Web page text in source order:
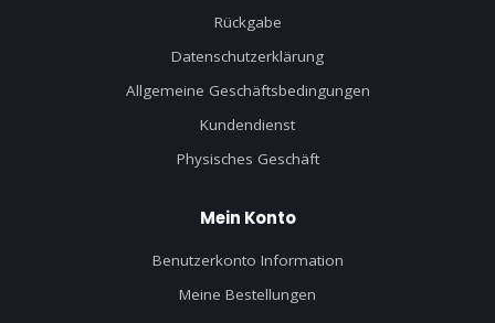
Rückgabe
Datenschutzerklärung
Allgemeine Geschäftsbedingungen
Kundendienst
Physisches Geschäft
Mein Konto
Benutzerkonto Information
Meine Bestellungen